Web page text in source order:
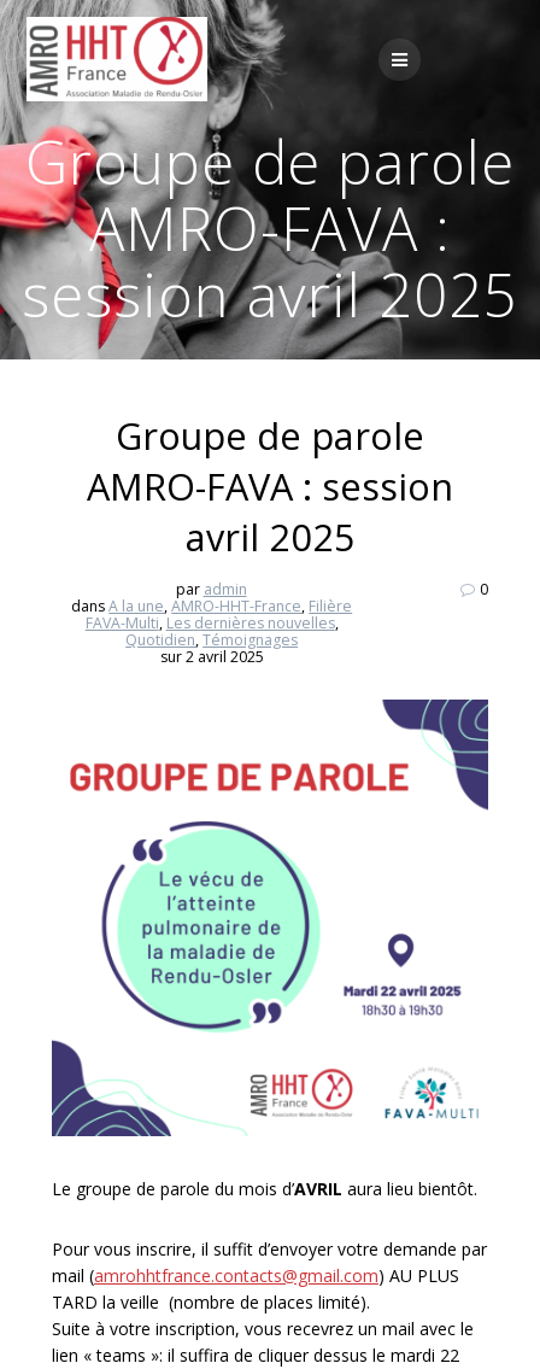
Passer
au
contenu
Groupe de parole
AMRO-FAVA :
session avril 2025
Groupe de parole
AMRO-FAVA : session
avril 2025
par admin
dansA la une,AMRO-HHT-France, Filière
FAVA-Multi, Les dernières nouvelles,
Quotidien,Témoignages
sur 2 avril 2025
0
Le groupe de parole du mois d’AVRIL aura lieu bientôt.
Pour vous inscrire, il suffit d’envoyer votre demande par
mail (amrohhtfrance.contacts@gmail.com) AU PLUS
TARD la veille (nombre de places limité).
Suite à votre inscription, vous recevrez un mail avec le
lien « teams »: il suffira de cliquer dessus le mardi 22